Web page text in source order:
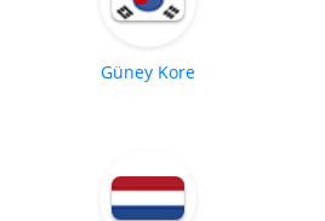
Güney Kore